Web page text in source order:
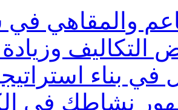
والمقاهي
وزيادة
بناء
نشاطك في